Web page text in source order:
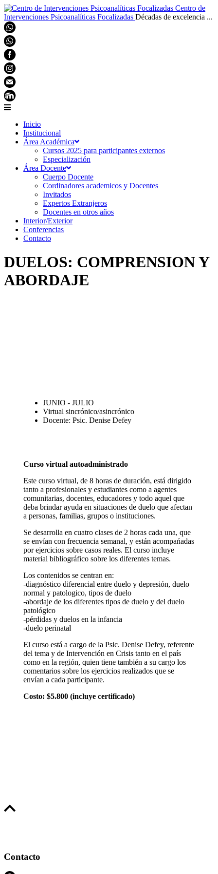
Centro de
Intervenciones Psicoanalíticas Focalizadas Décadas de excelencia ...
Inicio
Institucional
Área Académica
Cursos 2025 para participantes externos
Especialización
Área Docente
Cuerpo Docente
Cordinadores academicos y Docentes
Invitados
Expertos Extranjeros
Docentes en otros años
Interior/Exterior
Conferencias
Contacto
DUELOS: COMPRENSION Y
ABORDAJE
JUNIO - JULIO
Virtual sincrónico/asincrónico
Docente: Psic. Denise Defey
Curso virtual autoadministrado
Este curso virtual, de 8 horas de duración, está dirigido
tanto a profesionales y estudiantes como a agentes
comunitarias, docentes, educadores y todo aquel que
deba brindar ayuda en situaciones de duelo que afectan
a personas, familias, grupos o instituciones.
Se desarrolla en cuatro clases de 2 horas cada una, que
se envían con frecuencia semanal, y están acompańadas
por ejercicios sobre casos reales. El curso incluye
material bibliográfico sobre los diferentes temas.
Los contenidos se centran en:
-diagnóstico diferencial entre duelo y depresión, duelo
normal y patologico, tipos de duelo
-abordaje de los diferentes tipos de duelo y del duelo
patológico
-pérdidas y duelos en la infancia
-duelo perinatal
El curso está a cargo de la Psic. Denise Defey, referente
del tema y de Intervención en Crisis tanto en el país
como en la región, quien tiene también a su cargo los
comentarios sobre los ejercicios realizados que se
envían a cada participante.
Costo: $5.800 (incluye certificado)
Contacto